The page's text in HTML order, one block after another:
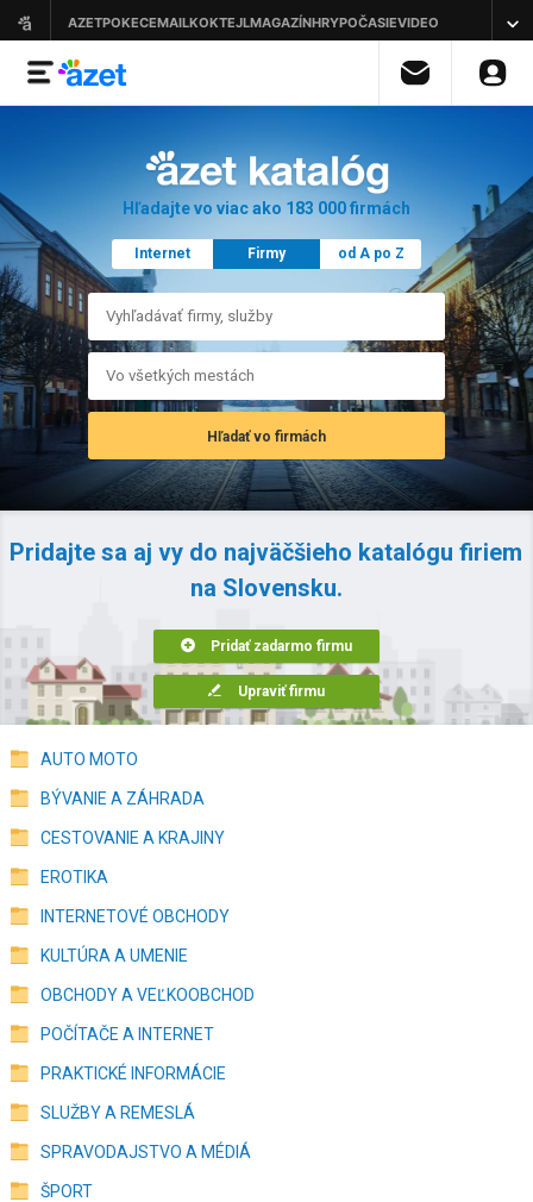
Hľadajte vo viac ako 183 000 firmách
Internet Firmy od A po Z
Pridajte sa aj vy do najväčšieho katalógu firiem
na Slovensku.
Pridať zadarmo firmu
Upraviť firmu
AUTO MOTO
BÝVANIE A ZÁHRADA
CESTOVANIE A KRAJINY
EROTIKA
INTERNETOVÉ OBCHODY
KULTÚRA A UMENIE
OBCHODY A VEĽKOOBCHOD
POČÍTAČE A INTERNET
PRAKTICKÉ INFORMÁCIE
SLUŽBY A REMESLÁ
SPRAVODAJSTVO A MÉDIÁ
ŠPORT